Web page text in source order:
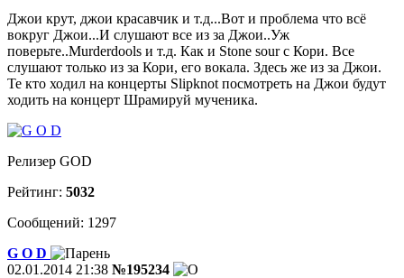
Джои крут, джои красавчик и т.д...Вот и проблема что всё
вокруг Джои...И слушают все из за Джои..Уж
поверьте..Murderdools и т.д. Как и Stone sour с Кори. Все
слушают только из за Кори, его вокала. Здесь же из за Джои.
Те кто ходил на концерты Slipknot посмотреть на Джои будут
ходить на концерт Шрамируй мученика.
Релизер GOD
Рейтинг: 5032
Сообщений: 1297
G O D
02.01.2014 21:38 №195234